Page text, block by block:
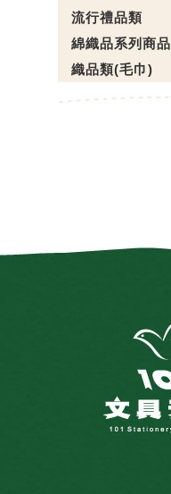
流行禮品類
綿織品系列商品
織品類(毛巾)